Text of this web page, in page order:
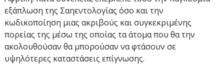
εξάπλωση της Σαηεντολογίας όσο και την
κωδικοποίηση μιας ακριβούς και συγκεκριμένης
πορείας της μέσω της οποίας τα άτομα που θα την
ακολουθούσαν θα μπορούσαν να φτάσουν σε
υψηλότερες καταστάσεις επίγνωσης.